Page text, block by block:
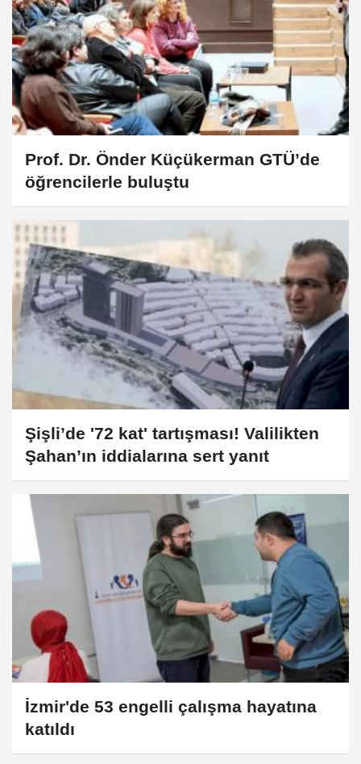
Prof. Dr. Önder Küçükerman GTÜ’de
öğrencilerle buluştu
Şişli’de '72 kat' tartışması! Valilikten
Şahan’ın iddialarına sert yanıt
İzmir'de 53 engelli çalışma hayatına
katıldı